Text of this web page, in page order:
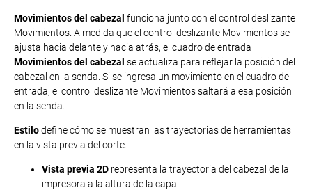
Movimientos del cabezal funciona junto con el control deslizante
Movimientos. A medida que el control deslizante Movimientos se
ajusta hacia delante y hacia atrás, el cuadro de entrada
Movimientos del cabezal se actualiza para reflejar la posición del
cabezal en la senda. Si se ingresa un movimiento en el cuadro de
entrada, el control deslizante Movimientos saltará a esa posición
en la senda.
Estilodefine cómo se muestran las trayectorias de herramientas
en la vista previa del corte.
Vista previa 2D representa la trayectoria del cabezal de la
impresora a la altura de la capa